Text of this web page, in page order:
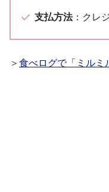
支払方法：クレ
＞ 食べログで「ミルミ